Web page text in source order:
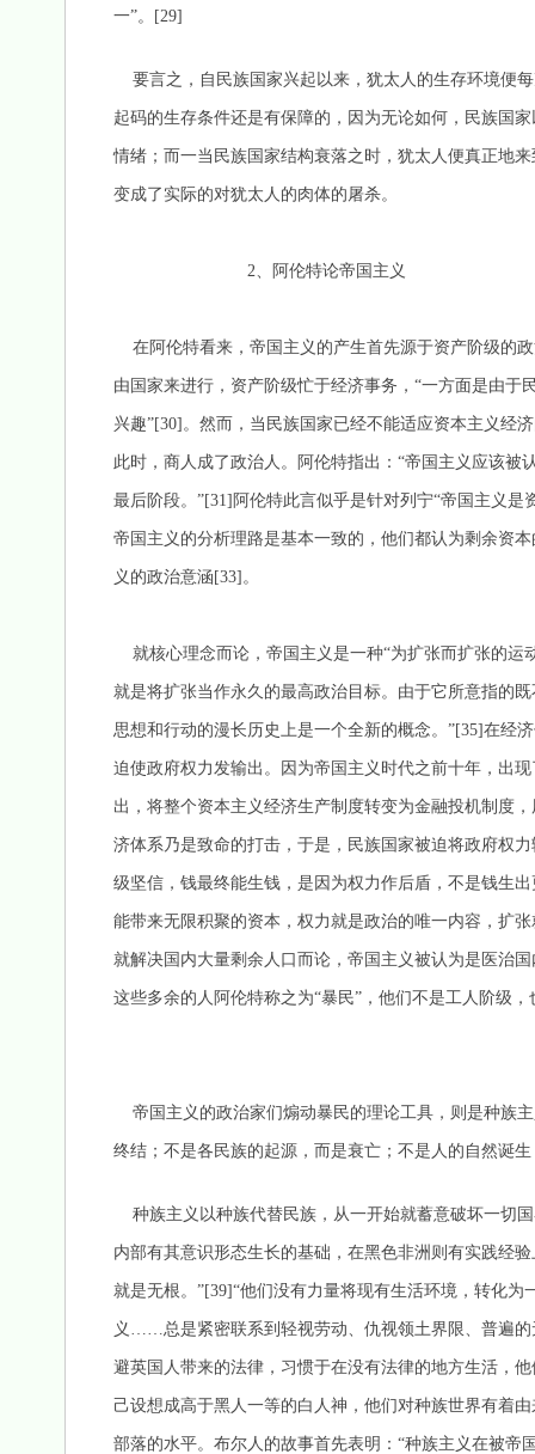
一”。[29]
要言之，自民族国家兴起以来，犹太人的生存环境便
起码的生存条件还是有保障的，因为无论如何，民族国
情绪；而一当民族国家结构衰落之时，犹太人便真正地
变成了实际的对犹太人的肉体的屠杀。
2、阿伦特论帝国主义
在阿伦特看来，帝国主义的产生首先源于资产阶级的
由国家来进行，资产阶级忙于经济事务，“一方面是由
兴趣”[30]。然而，当民族国家已经不能适应资本主义经
此时，商人成了政治人。阿伦特指出：“帝国主义应该
最后阶段。”[31]阿伦特此言似乎是针对列宁“帝国主义
帝国主义的分析理路是基本一致的，他们都认为剩余资
义的政治意涵[33]。
就核心理念而论，帝国主义是一种“为扩张而扩张的运
就是将扩张当作永久的最高政治目标。由于它所意指的
思想和行动的漫长历史上是一个全新的概念。”[35]在经
迫使政府权力发输出。因为帝国主义时代之前十年，出
出，将整个资本主义经济生产制度转变为金融投机制度
济体系乃是致命的打击，于是，民族国家被迫将政府权
级坚信，钱最终能生钱，是因为权力作后盾，不是钱生
能带来无限积聚的资本，权力就是政治的唯一内容，扩
就解决国内大量剩余人口而论，帝国主义被认为是医治
这些多余的人阿伦特称之为“暴民”，他们不是工人阶级
帝国主义的政治家们煽动暴民的理论工具，则是种族
终结；不是各民族的起源，而是衰亡；不是人的自然诞
种族主义以种族代替民族，从一开始就蓄意破坏一切
内部有其意识形态生长的基础，在黑色非洲则有实践经
就是无根。”[39]“他们没有力量将现有生活环境，转化
义……总是紧密联系到轻视劳动、仇视领土界限、普遍
避英国人带来的法律，习惯于在没有法律的地方生活，
己设想成高于黑人一等的白人神，他们对种族世界有着
部落的水平。布尔人的故事首先表明：“种族主义在被